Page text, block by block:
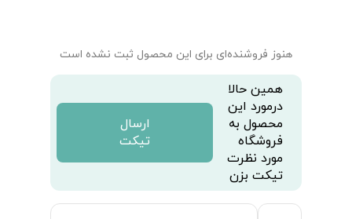
هنوز فروشنده‌ای برای این محصول ثبت نشده است
همین حالا
درمورد این
محصول به
فروشگاه
مورد نظرت
تیکت بزن
ارسال
تیکت